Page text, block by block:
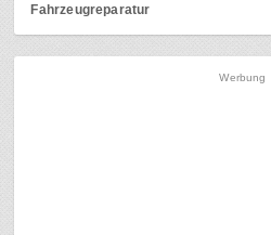
Fahrzeugreparatur
Werbung